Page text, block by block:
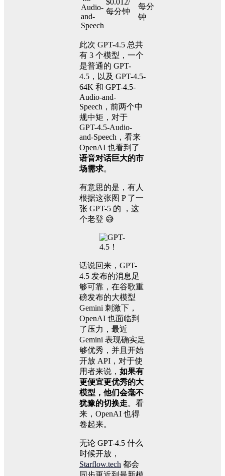
Audio-
and-
Speech
$0.012/
每分钟
每分
钟
此次 GPT-4.5 总共
有 3 个模型，一个
是普通的 GPT-
4.5，以及 GPT-4.5-
64K 和 GPT-4.5-
Audio-and-
Speech，前两个中
规中矩，对于
GPT-4.5-Audio-
and-Speech，看来
OpenAI 也看到了
语音对话巨大的市
场需求。
有意思的是，有人
根据这张图 P 了一
张 GPT-5 的 ，这
个老登 😅
话说回来，GPT-
4.5 发布的消息足
够可靠，在谷歌重
磅发布的大模型
Gemini 刺激下，
OpenAI 也面临到
了压力，最近
Gemini 表现确实足
够优秀，并且开始
开放 API，对于使
用者来说， 如果有
更便宜更优秀的大
模型，他们会毫不
犹豫的切换走。看
来，OpenAI 也得
卷起来。
无论 GPT-4.5 什么
时候开放，
Starflow.tech 都会